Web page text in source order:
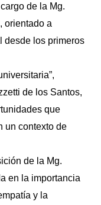
de la Mg.
orientado a
desde los primeros
de los Santos,
que
un contexto de
de la Mg.
en la importancia
y la